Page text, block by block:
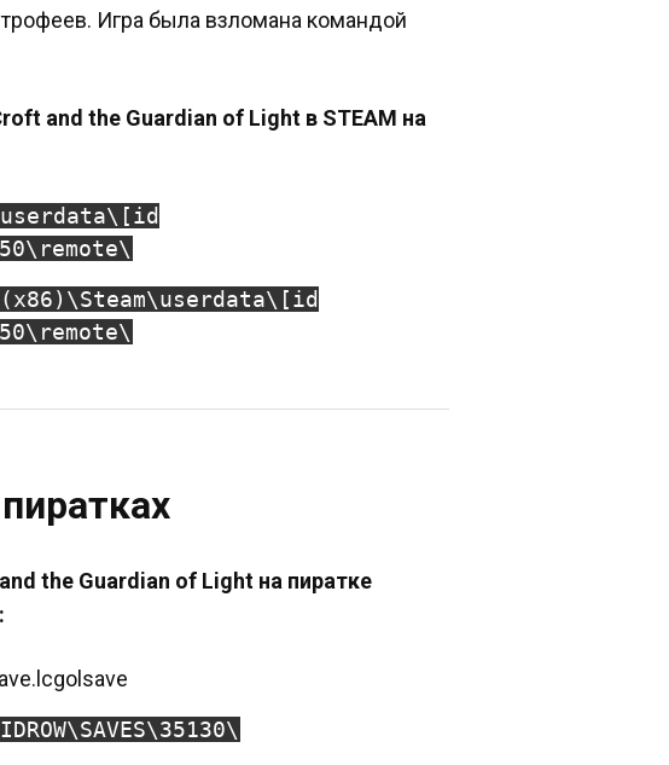
Игра была взломана командой
and the Guardian of Light в STEAM на
the Guardian of Light на пиратке